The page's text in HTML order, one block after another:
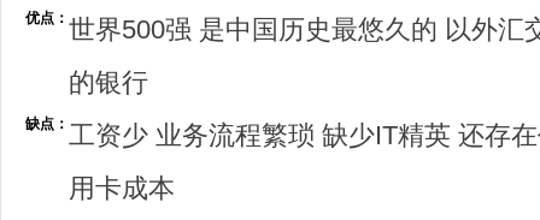
优点： 世界500强 是中国历史最悠久的 以外汇
的银行
缺点： 工资少 业务流程繁琐 缺少IT精英 还存
用卡成本